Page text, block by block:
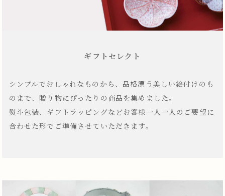
ギフトセレクト
シンプルでおしゃれなものから、品格漂う美しい絵付けのも
のまで、贈り物にぴったりの商品を集めました。
熨斗包装、ギフトラッピングなどお客様一人一人のご要望に
合わせた形でご準備させていただきます。